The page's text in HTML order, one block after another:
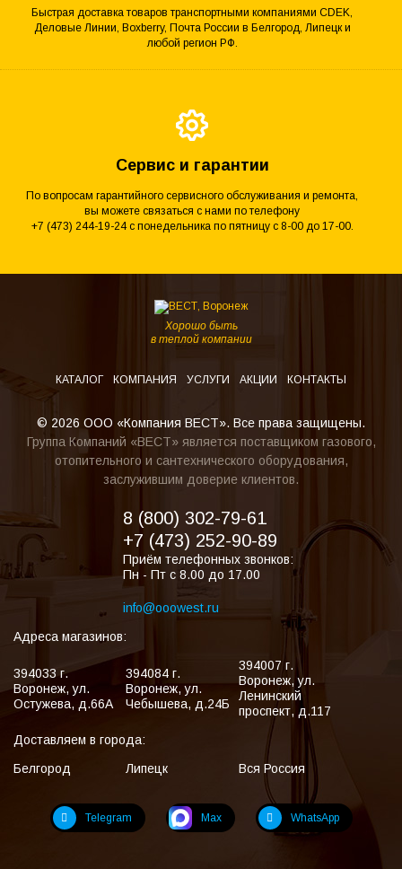
Быстрая доставка товаров транспортными компаниями CDEK,
Деловые Линии, Boxberry, Почта России в Белгород, Липецк и
любой регион РФ.
Сервис и гарантии
По вопросам гарантийного сервисного обслуживания и ремонта,
вы можете связаться с нами по телефону
+7 (473) 244-19-24 с понедельника по пятницу с 8-00 до 17-00.
Хорошо быть
в теплой компании
КАТАЛОГ КОМПАНИЯ УСЛУГИ АКЦИИ КОНТАКТЫ
© 2026 ООО «Компания ВЕСТ». Все права защищены.
Группа Компаний «ВЕСТ» является поставщиком газового,
отопительного и сантехнического оборудования,
заслужившим доверие клиентов.
8 (800) 302-79-61
+7 (473) 252-90-89
Приём телефонных звонков:
Пн - Пт с 8.00 до 17.00
info@ooowest.ru
Адреса магазинов:
394033 г.
Воронеж,ул.
Остужева, д.66А
394084 г.
Воронеж,ул.
Чебышева, д.24Б
394007 г.
Воронеж,ул.
Ленинский
проспект, д.117
Доставляем в города:
Белгород
Липецк Вся Россия
Telegram Max WhatsApp